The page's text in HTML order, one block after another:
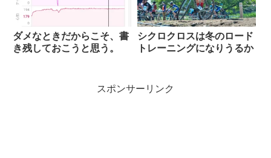
ダメなときだからこそ、書
き残しておこうと思う。
シクロクロスは冬のロード
トレーニングになりうるか
スポンサーリンク